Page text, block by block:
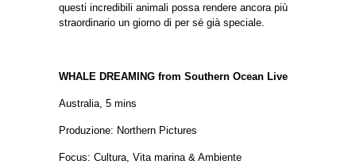
questi incredibili animali possa rendere ancora più
straordinario un giorno di per sé già speciale.
WHALE DREAMING from Southern Ocean Live
Australia, 5 mins
Produzione: Northern Pictures
Focus: Cultura, Vita marina & Ambiente